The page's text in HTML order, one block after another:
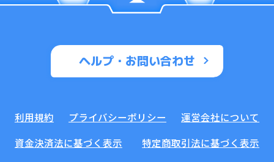
ヘルプ・お問い合わせ
利用規約 プライバシーポリシー
運営会社について
資金決済法に基づく表示
特定商取引法に基づく表示